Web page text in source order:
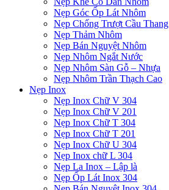
Nẹp Góc Ốp Lát Nhôm
Nẹp Chống Trượt Cầu Thang
Nẹp Thảm Nhôm
Nẹp Bán Nguyệt Nhôm
Nẹp Nhôm Ngắt Nước
Nẹp Nhôm Sàn Gỗ – Nhựa
Nẹp Nhôm Trần Thạch Cao
Nẹp Inox
Nẹp Inox Chữ V 304
Nẹp Inox Chữ V 201
Nẹp Inox Chữ T 304
Nẹp Inox Chữ T 201
Nẹp Inox Chữ U 304
Nẹp Inox chữ L 304
Nẹp La Inox – Lập là
Nẹp Ốp Lát Inox 304